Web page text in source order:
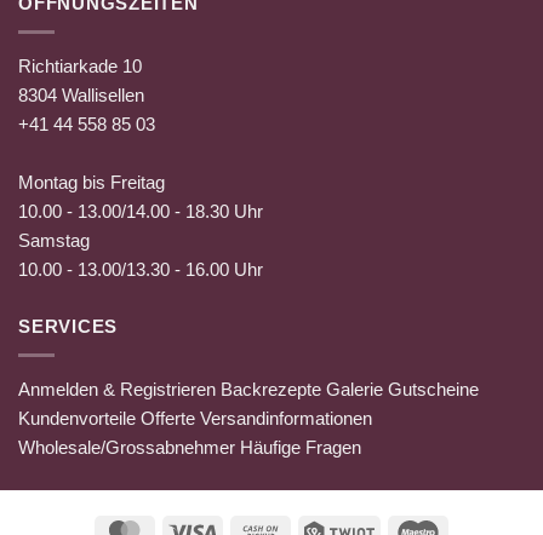
Richtiarkade 10
8304 Wallisellen
+41 44 558 85 03
Montag bis Freitag
10.00 - 13.00/14.00 - 18.30 Uhr
Samstag
10.00 - 13.00/13.30 - 16.00 Uhr
SERVICES
Anmelden & Registrieren Backrezepte Galerie Gutscheine
Kundenvorteile Offerte Versandinformationen
Wholesale/Grossabnehmer Häufige Fragen
MasterCardVisa Cash Twint